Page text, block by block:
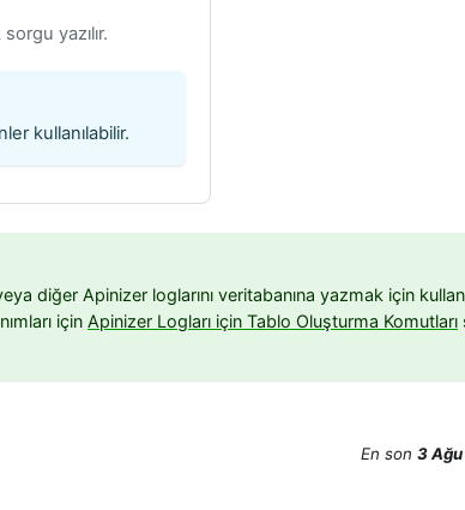
yazılır.
kullanılabilir.
diğer Apinizer loglarını veritabanına yazmak için
için Apinizer Logları için Tablo Oluşturma Komutları
En son 3